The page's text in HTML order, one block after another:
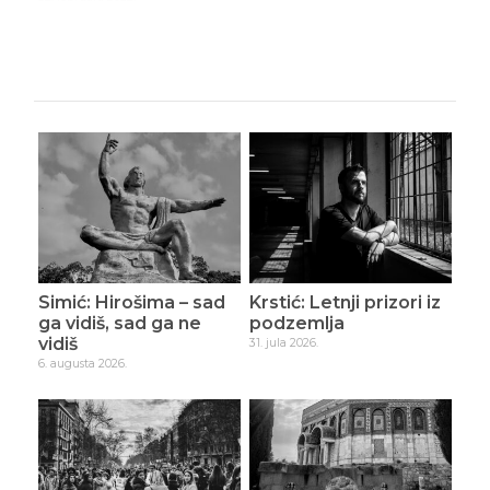
Simić: Hirošima – sad
ga vidiš, sad ga ne
vidiš
6. augusta 2026.
Krstić: Letnji prizori iz
podzemlja
31. jula 2026.